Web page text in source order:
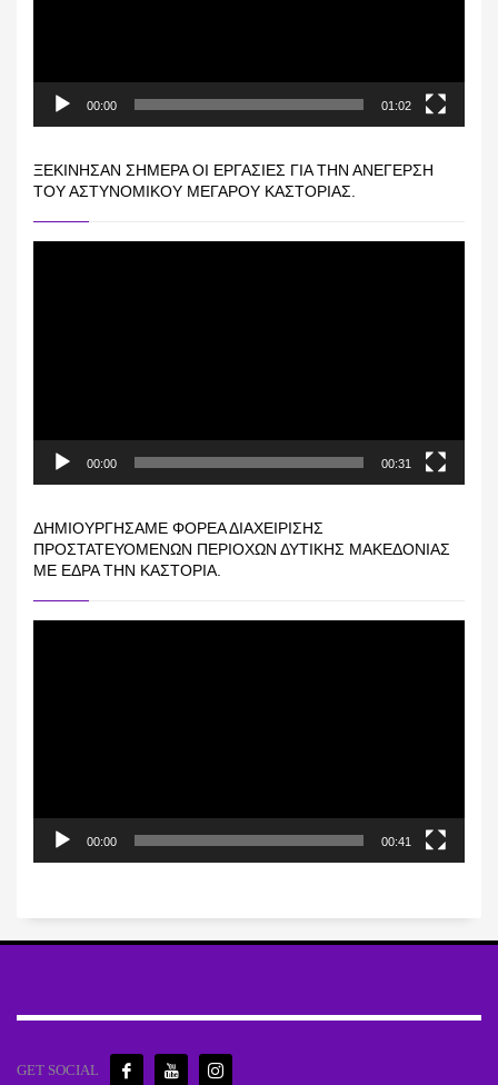
00:00 01:02
ΞΕΚΊΝΗΣΑΝ ΣΉΜΕΡΑ ΟΙ ΕΡΓΑΣΊΕΣ ΓΙΑ ΤΗΝ ΑΝΈΓΕΡΣΗ
ΤΟΥ ΑΣΤΥΝΟΜΙΚΟΎ ΜΕΓΆΡΟΥ ΚΑΣΤΟΡΙΆΣ.
00:00 00:31
ΔΗΜΙΟΥΡΓΉΣΑΜΕ ΦΟΡΈΑ ΔΙΑΧΕΊΡΙΣΗΣ
ΠΡΟΣΤΑΤΕΥΌΜΕΝΩΝ ΠΕΡΙΟΧΏΝ ΔΥΤΙΚΉΣ ΜΑΚΕΔΟΝΊΑΣ
ΜΕ ΈΔΡΑ ΤΗΝ ΚΑΣΤΟΡΙΆ.
00:00 00:41
GET SOCIAL